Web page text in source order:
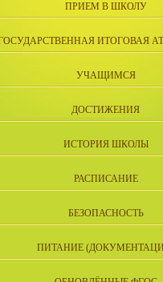
ПРИЕМ В ШКОЛУ
ИТОГОВАЯ
УЧАЩИМСЯ
ДОСТИЖЕНИЯ
ИСТОРИЯ ШКОЛЫ
РАСПИСАНИЕ
БЕЗОПАСНОСТЬ
ПИТАНИЕ